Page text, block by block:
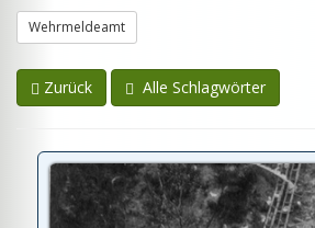
Wehrmeldeamt
Zurück Alle Schlagwörter